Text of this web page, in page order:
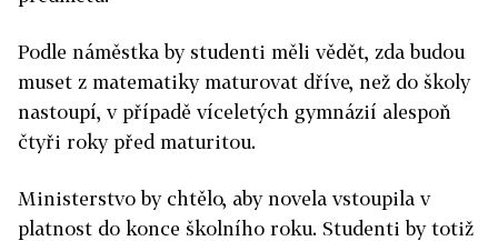
Podle náměstka by studenti měli vědět, zda budou
muset z matematiky maturovat dříve, než do školy
nastoupí, v případě víceletých gymnázií alespoň
čtyři roky před maturitou.
Ministerstvo by chtělo, aby novela vstoupila v
platnost do konce školního roku. Studenti by totiž